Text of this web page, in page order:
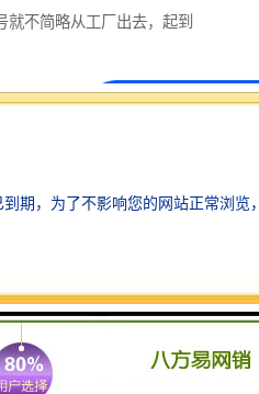
就不简略从工厂出去，起到